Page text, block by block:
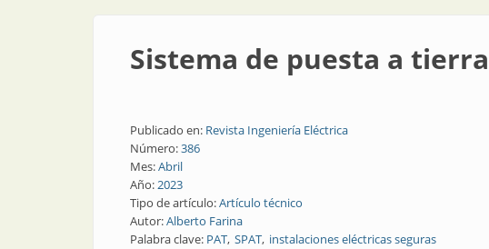
Sistema de puesta a
Publicado en: Revista Ingeniería Eléctrica
Número:386
Mes:Abril
Año:2023
Tipo de artículo:Artículo técnico
Autor:Alberto Farina
Palabra clave: PAT SPAT instalaciones eléctricas seguras